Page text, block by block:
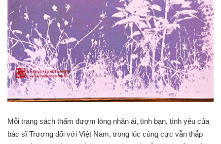
Mỗi trang sách thấm đượm lòng nhân ái, tình bạn, tình yêu của
bác sĩ Trương đối với Việt Nam, trong lúc cùng cực vẫn thắp